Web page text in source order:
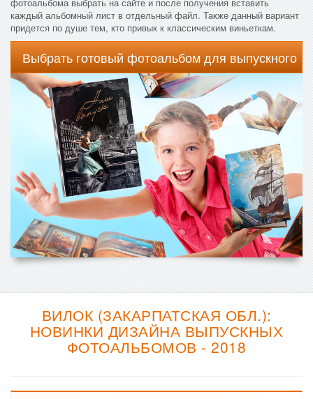
каждый альбомный лист в отдельный файл. Также данный вариант
придется по душе тем, кто привык к классическим виньеткам.
Выбрать готовый фотоальбом для выпускного
ВИЛОК (ЗАКАРПАТСКАЯ ОБЛ.):
НОВИНКИ ДИЗАЙНА ВЫПУСКНЫХ
ФОТОАЛЬБОМОВ - 2018